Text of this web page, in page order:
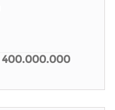
400.000.000